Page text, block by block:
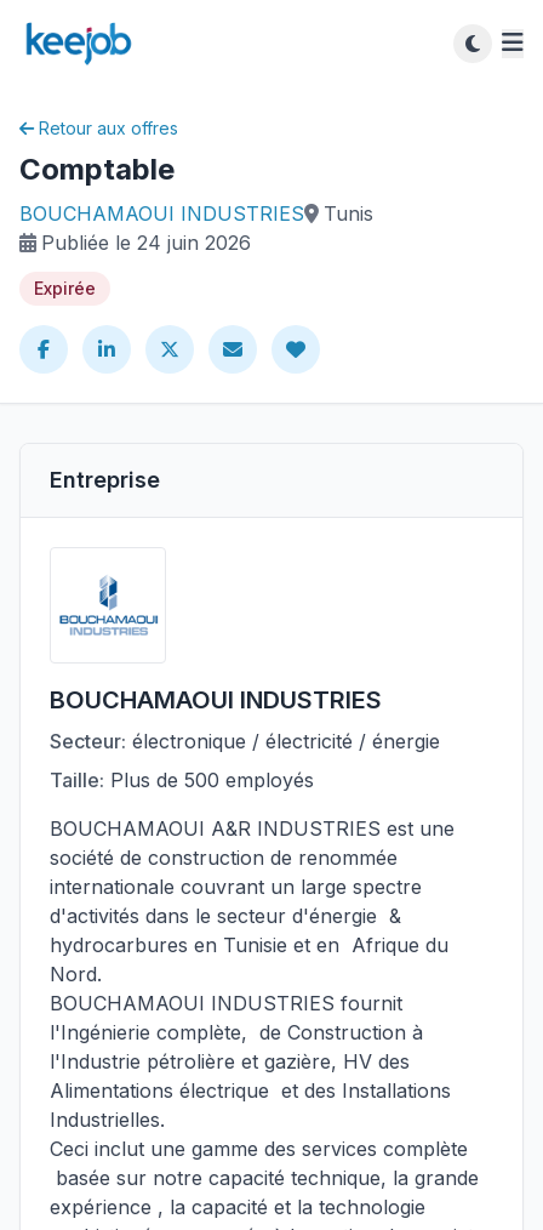
Retour aux offres
Comptable
BOUCHAMAOUI INDUSTRIES
Tunis
Publiée le 24 juin 2026
Expirée
Entreprise
BOUCHAMAOUI INDUSTRIES
Secteur: électronique / électricité / énergie
Taille: Plus de 500 employés
BOUCHAMAOUI A&R INDUSTRIES est une
société de construction de renommée
internationale couvrant un large spectre
d'activités dans le secteur d'énergie &
hydrocarbures en Tunisie et en Afrique du
Nord.
BOUCHAMAOUI INDUSTRIES fournit
l'Ingénierie complète, de Construction à
l'Industrie pétrolière et gazière, HV des
Alimentations électrique et des Installations
Industrielles.
Ceci inclut une gamme des services complète
basée sur notre capacité technique, la grande
expérience , la capacité et la technologie